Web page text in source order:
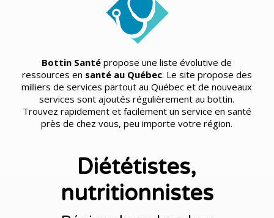
Bottin Santé propose une liste évolutive de
ressources en santé au Québec. Le site propose des
milliers de services partout au Québec et de nouveaux
services sont ajoutés régulièrement au bottin.
Trouvez rapidement et facilement un service en santé
près de chez vous, peu importe votre région.
Diététistes,
nutritionnistes